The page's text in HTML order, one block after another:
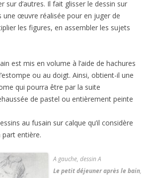
sur d’autres. Il fait glisser le dessin sur
une œuvre réalisée pour en juger de
les figures, en assembler les sujets
est mis en volume à l’aide de hachures
ou au doigt. Ainsi, obtient-il une
qui pourra être par la suite
de pastel ou entièrement peinte
au fusain sur calque qu’il considère
entière.
A gauche, dessin A
Le petit déjeuner après le bain